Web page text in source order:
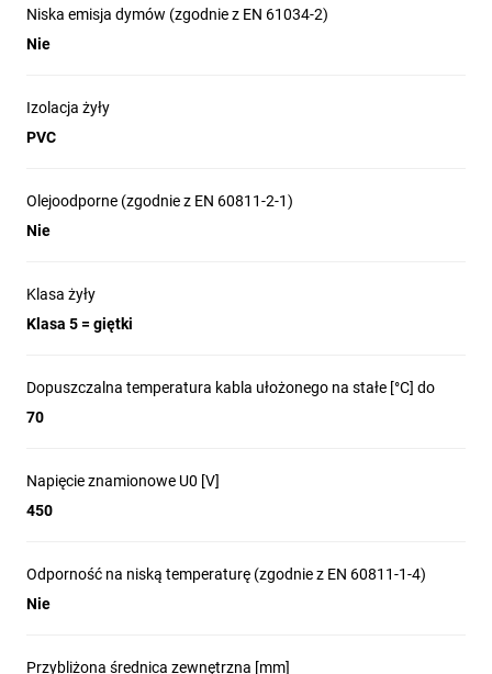
Niska emisja dymów (zgodnie z EN 61034-2)
Nie
Izolacja żyły
PVC
Olejoodporne (zgodnie z EN 60811-2-1)
Nie
Klasa żyły
Klasa 5 = giętki
Dopuszczalna temperatura kabla ułożonego na stałe [°C] do
70
Napięcie znamionowe U0 [V]
450
Odporność na niską temperaturę (zgodnie z EN 60811-1-4)
Nie
Przybliżona średnica zewnętrzna [mm]